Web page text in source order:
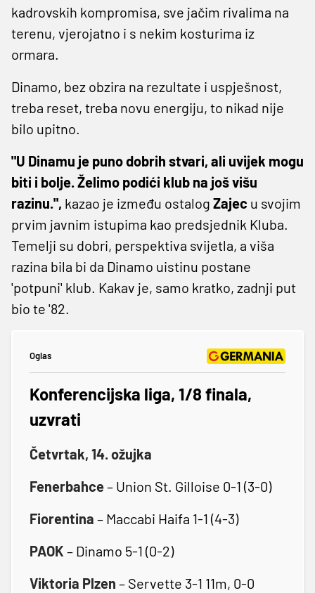
kadrovskih kompromisa, sve jačim rivalima na
terenu, vjerojatno i s nekim kosturima iz
ormara.
Dinamo, bez obzira na rezultate i uspješnost,
treba reset, treba novu energiju, to nikad nije
bilo upitno.
"U Dinamu je puno dobrih stvari, ali uvijek mogu
biti i bolje. Želimo podići klub na još višu
razinu.", kazao je između ostalog Zajec u svojim
prvim javnim istupima kao predsjednik Kluba.
Temelji su dobri, perspektiva svijetla, a viša
razina bila bi da Dinamo uistinu postane
'potpuni' klub. Kakav je, samo kratko, zadnji put
bio te '82.
Oglas
Konferencijska liga, 1/8 finala,
uzvrati
Četvrtak, 14. ožujka
Fenerbahce– Union St. Gilloise 0-1 (3-0)
Fiorentina – Maccabi Haifa 1-1 (4-3)
PAOK – Dinamo 5-1 (0-2)
Viktoria Plzen – Servette 3-1 11m, 0-0